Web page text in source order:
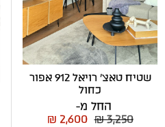
שטיח טאצ' רויאל 912 אפור
כחול
החל מ-
₪ 3,250
₪ 2,600